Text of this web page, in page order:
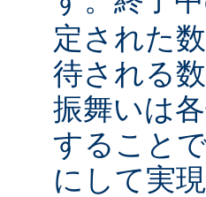
定された
待される
振舞いは
すること
にして実